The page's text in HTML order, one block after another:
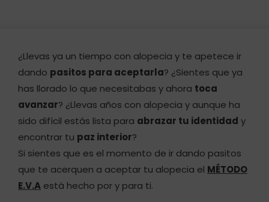
¿Llevas ya un tiempo con alopecia y te apetece ir
dando pasitos para aceptarla? ¿Sientes que ya
has llorado lo que necesitabas y ahora toca
avanzar? ¿Llevas años con alopecia y aunque ha
sido difícil estás lista para abrazar tu identidad y
encontrar tu paz interior?
Si sientes que es el momento de ir dando pasitos
que te acerquen a aceptar tu alopecia el MÉTODO
E.V.A está hecho por y para ti.